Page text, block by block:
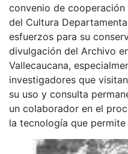
convenio de
del Cultura
esfuerzos para su
divulgación del Archivo
Vallecaucana,
investigadores que
su uso y consulta
un colaborador en el
la tecnología que